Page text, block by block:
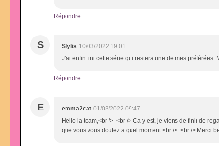
Répondre
S Slylis 10/03/2022 19:01
J’ai enfin fini cette série qui restera une de mes
Répondre
E emma2cat 01/03/2022 09:47
Hello la team,<br /> <br /> Ca y est, je viens de finir de
que vous vous doutez à quel moment.<br /> <br /> Merci